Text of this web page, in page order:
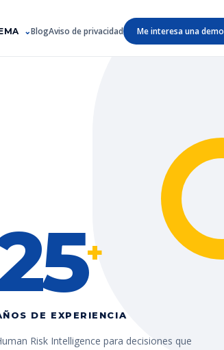
BlogAviso de privacidad Me interesa una demo
+
DE EXPERIENCIA
Risk Intelligence para decisiones que